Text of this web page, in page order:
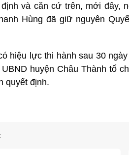
và căn cứ trên, mới đây,
Hùng đã giữ nguyên
hiệu lực thi hành sau 30
huyện Châu Thành tổ
quyết định.